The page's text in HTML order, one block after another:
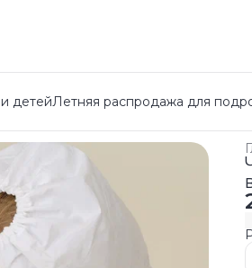
детейЛетняя распродажа для